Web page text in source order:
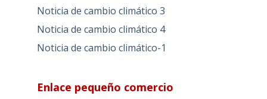
Noticia de cambio climático 3
Noticia de cambio climático 4
Noticia de cambio climático-1
Enlace pequeño comercio